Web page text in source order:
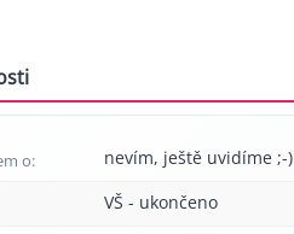
o: nevím, ještě uvidíme ;-)
VŠ - ukončeno